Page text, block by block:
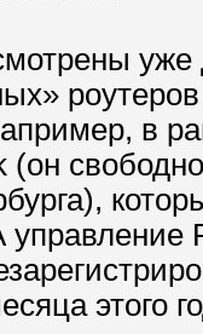
в
этого